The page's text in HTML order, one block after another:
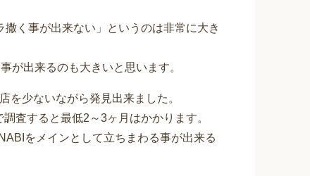
撒く事が出来ない」というのは非常に大き
が出来るのも大きいと思います。
を少ないながら発見出来ました。
査すると最低2～3ヶ月はかかります。
をメインとして立ちまわる事が出来る